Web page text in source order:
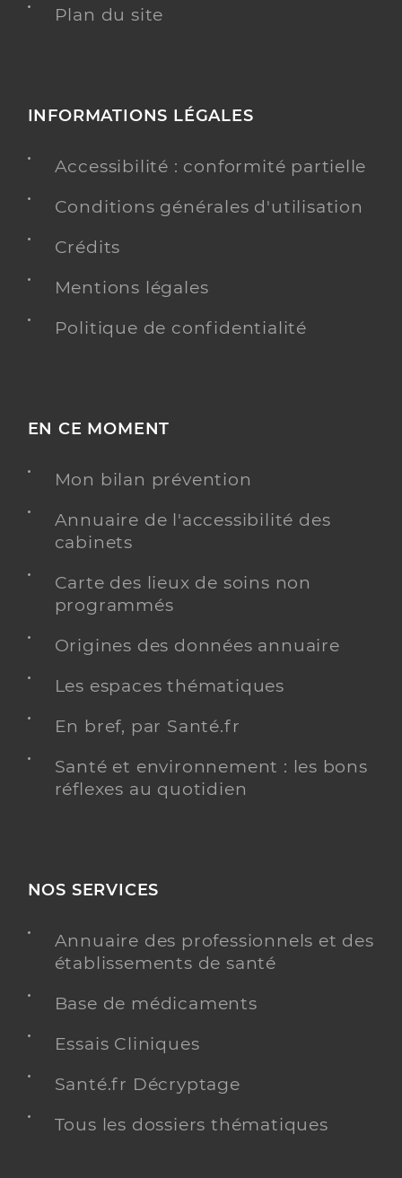
Plan du site
INFORMATIONS LÉGALES
Accessibilité : conformité partielle
Conditions générales d'utilisation
Crédits
Mentions légales
Politique de confidentialité
EN CE MOMENT
Mon bilan prévention
Annuaire de l'accessibilité des
cabinets
Carte des lieux de soins non
programmés
Origines des données annuaire
Les espaces thématiques
En bref, par Santé.fr
Santé et environnement : les bons
réflexes au quotidien
NOS SERVICES
Annuaire des professionnels et des
établissements de santé
Base de médicaments
Essais Cliniques
Santé.fr Décryptage
Tous les dossiers thématiques